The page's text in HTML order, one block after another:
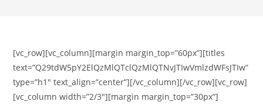
[vc_row][vc_column][margin margin_top=”60px”][titles
text=”Q29tdW5pY2ElQzMlQTclQzMlQTNvJTIwVmlzdWFsJTIw”
type=”h1″ text_align=”center”][/vc_column][/vc_row][vc_row]
[vc_column width=”2/3″][margin margin_top=”30px”]